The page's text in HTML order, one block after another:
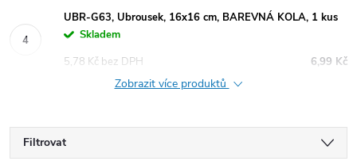
UBR-G63, Ubrousek, 16x16 cm, BAREVNÁ KOLA, 1 kus
Skladem
6,99 Kč
5,78 Kč bez DPH
Zobrazit více produktů
Filtrovat